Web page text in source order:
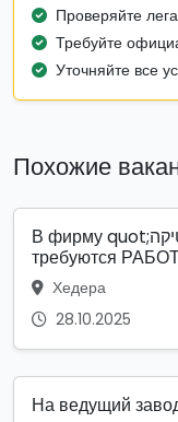
Проверяйте
Требуйте
Уточняйте все
Похожие
В фирму quot;ש.מ.לוגיסטיקה quot; СРОЧНО
требуются
Хедера
28.10.2025
На ведущий